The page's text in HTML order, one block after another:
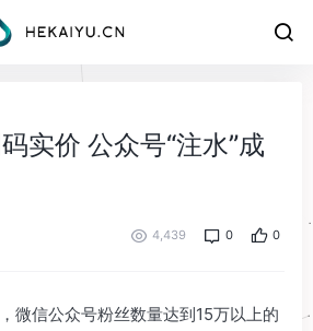
实价 公众号“注水”成
4,439 0 0
信公众号粉丝数量达到15万以上的